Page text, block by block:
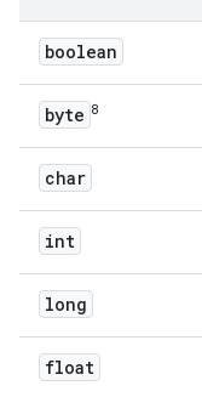
boolean
byte 8
char
int
long
float